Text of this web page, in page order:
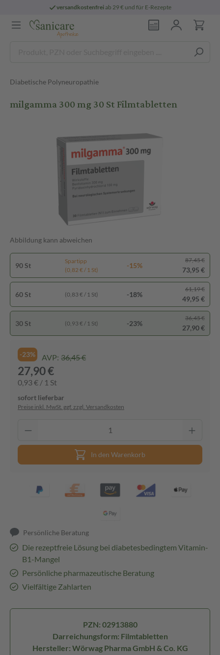
versandkostenfreiab 29 € und für E-Rezepte
Diabetische Polyneuropathie
milgamma 300 mg 30 St Filmtabletten
Abbildung kann abweichen
90 St
Spartipp
(0,82 € / 1 St)
-15%
87,45 €
73,95 €
60 St (0,83 € / 1 St) -18%
61,19 €
49,95 €
30 St (0,93 € / 1 St) -23%
36,45 €
27,90 €
-23% AVP: 36,45 €
27,90 €
0,93 € / 1 St
sofort lieferbar
Preise inkl. MwSt. ggf. zzgl. Versandkosten
In den Warenkorb
Persönliche Beratung
Die rezeptfreie Lösung bei diabetesbedingtem Vitamin-
B1-Mangel
Persönliche pharmazeutische Beratung
Vielfältige Zahlarten
PZN: 02913880
Darreichungsform: Filmtabletten
Hersteller: Wörwag Pharma GmbH & Co. KG